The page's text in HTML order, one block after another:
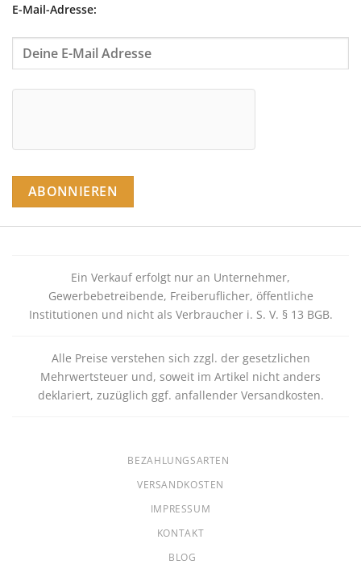
E-Mail-Adresse:
Ein Verkauf erfolgt nur an Unternehmer,
Gewerbebetreibende, Freiberuflicher, öffentliche
Institutionen und nicht als Verbraucher i. S. V. § 13 BGB.
Alle Preise verstehen sich zzgl. der gesetzlichen
Mehrwertsteuer und, soweit im Artikel nicht anders
deklariert, zuzüglich ggf. anfallender Versandkosten.
BEZAHLUNGSARTEN
VERSANDKOSTEN
IMPRESSUM
KONTAKT
BLOG